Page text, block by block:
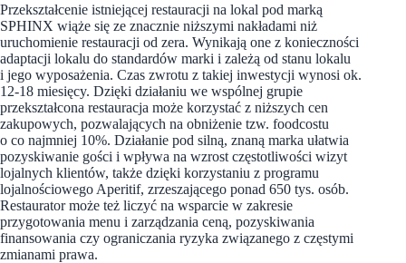
Przekształcenie istniejącej restauracji na lokal pod marką
SPHINX wiąże się ze znacznie niższymi nakładami niż
uruchomienie restauracji od zera. Wynikają one z konieczności
adaptacji lokalu do standardów marki i zależą od stanu lokalu
i jego wyposażenia. Czas zwrotu z takiej inwestycji wynosi ok.
12-18 miesięcy. Dzięki działaniu we wspólnej grupie
przekształcona restauracja może korzystać z niższych cen
zakupowych, pozwalających na obniżenie tzw. foodcostu
o co najmniej 10%. Działanie pod silną, znaną marka ułatwia
pozyskiwanie gości i wpływa na wzrost częstotliwości wizyt
lojalnych klientów, także dzięki korzystaniu z programu
lojalnościowego Aperitif, zrzeszającego ponad 650 tys. osób.
Restaurator może też liczyć na wsparcie w zakresie
przygotowania menu i zarządzania ceną, pozyskiwania
finansowania czy ograniczania ryzyka związanego z częstymi
zmianami prawa.